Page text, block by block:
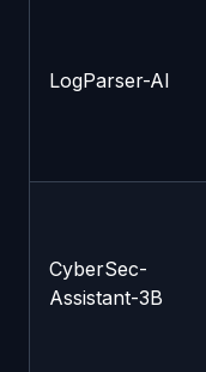
LogParser-AI
CyberSec-
Assistant-3B